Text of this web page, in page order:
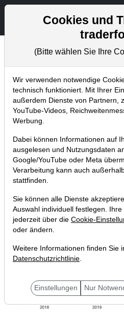
Chartanalysen
Home Blog Chartanalysen
Chartanalyse
nach dem massiven
Trading-Gelegenheit
08.05.2020 um 07:39 Uhr | P.
Cookies und
(Bitte wählen Sie Ihre
Wir verwenden notwendige
technisch funktioniert. Mit Ihrer
außerdem Dienste von Partnern,
YouTube-Videos,
Werbung.
Dabei können Informationen auf
ausgelesen und Nutzungsdaten
Google/YouTube oder Meta
Verarbeitung kann auch
stattfinden.
Sie können alle Dienste
Auswahl individuell festlegen.
jederzeit über die Cookie-
oder ändern.
Weitere Informationen finden Sie
Datenschutzrichtlinie.
Einstellungen Nur